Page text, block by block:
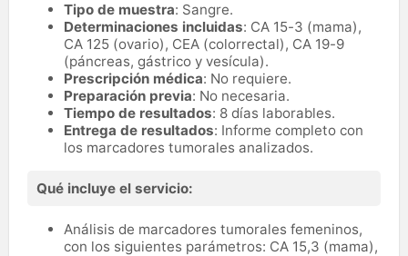
Tipo de muestra: Sangre.
Determinaciones incluidas: CA 15-3 (mama),
CA 125 (ovario), CEA (colorrectal), CA 19-9
(páncreas, gástrico y vesícula).
Prescripción médica: No requiere.
Preparación previa: No necesaria.
Tiempo de resultados: 8 días laborables.
Entrega de resultados: Informe completo con
los marcadores tumorales analizados.
Qué incluye el servicio:
Análisis de marcadores tumorales femeninos,
con los siguientes parámetros: CA 15,3 (mama),